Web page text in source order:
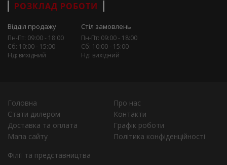
РОЗКЛАД РОБОТИ
Відділ продажу
Пн-Пт: 09:00 - 18:00
Сб: 10:00 - 15:00
Нд: вихідний
Стіл замовлень
Пн-Пт: 09:00 - 18:00
Сб: 10:00 - 15:00
Нд: вихідний
Головна
Про нас
Стати дилером
Контакти
Доставка та оплата
Графік роботи
Мапа сайту
Політика конфіденційності
Філії та представництва